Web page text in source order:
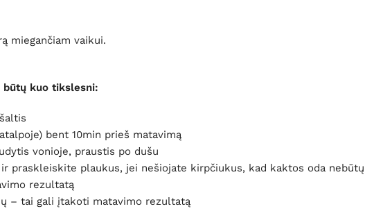
miegančiam vaikui.
būtų kuo tikslesni:
bent 10min prieš matavimą
vonioje, praustis po dušu
praskleiskite plaukus, jei nešiojate kirpčiukus, kad kaktos oda
rezultatą
– tai gali įtakoti matavimo rezultatą